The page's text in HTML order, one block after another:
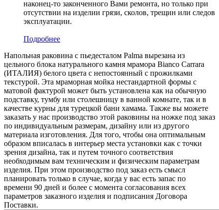
наконец-то законченного Вами ремонта, но только при
отсутствии на изделии грязи, сколов, трещин или следов
эксплуатации.
Подробнее
Напольная раковина с пьедесталом Palma вырезана из
цельного блока натурального камня мрамора Bianco Carrara
(ИТАЛИЯ) белого цвета c непостоянный с прожилками
текстурой. Эта мраморная мойка нестандартной формы с
матовой фактурой может быть установлена как на обычную
подставку, тумбу или столешницу в ванной комнате, так и в
качестве курны для турецкой бани хамама. Также вы можете
заказать у нас производство этой раковины на ножке под заказ
по индивидуальным размерам, дизайну или из другого
материала изготовления. Для того, чтобы она оптимальным
образом вписалась в интерьер места установки как с точки
зрения дизайна, так и путем точного соответствия
необходимым вам техническим и физическим параметрам
изделия. При этом производство под заказ есть смысл
планировать только в случае, когда у вас есть запас по
времени 90 дней и более с момента согласования всех
параметров заказного изделия и подписания Договора
Поставки.